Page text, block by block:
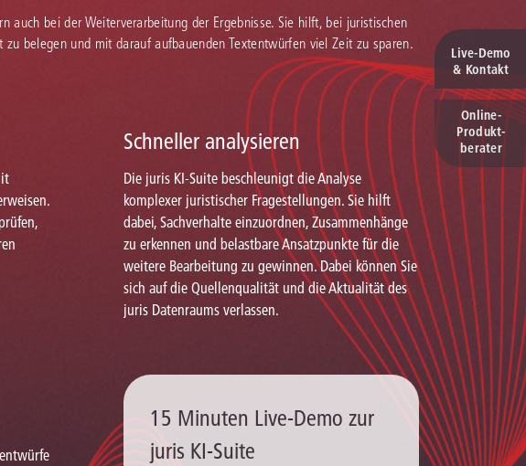
bei der Weiterverarbeitung der Ergebnisse. Sie hilft, bei juristischen
belegen und mit darauf aufbauenden Textentwürfen viel Zeit zu sparen.
Schneller analysieren
Die juris KI-Suite beschleunigt die Analyse
komplexer juristischer Fragestellungen. Sie hilft
dabei, Sachverhalte einzuordnen, Zusammenhänge
zu erkennen und belastbare Ansatzpunkte für die
weitere Bearbeitung zu gewinnen. Dabei können Sie
sich auf die Quellenqualität und die Aktualität des
juris Datenraums verlassen.
15 Minuten Live-Demo zur
juris KI-Suite
Live‑Demo
& Kontakt
Online-
Produkt­
berater